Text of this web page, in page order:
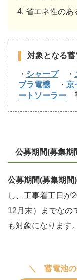
省エネ性のあ
対象となる
・ シャープ・
ブラ電機 ・ 京
ートソーラー
公募期間(募集期
公募期間(募集期
し、工事着工日が
12月末）までなの
も対象になります。
蓄電池